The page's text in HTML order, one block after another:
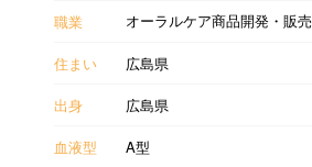
職業
オーラルケア商品開発・販売
住まい
広島県
出身
広島県
血液型
A型